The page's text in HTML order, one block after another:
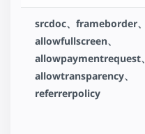
srcdoc、frameborder、
allowfullscreen、
allowpaymentrequest、
allowtransparency、
referrerpolicy